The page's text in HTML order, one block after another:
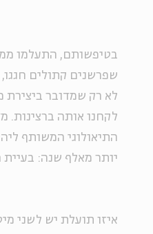
בטיפשותם, התעלמו
שפרשנים קתולים
לא רק שמדובר ביצירת
לקחנו אותה ברצינות.
התיאולוגי המשותף
יותר מאלף שנה:
איזו תועלת יש לשני